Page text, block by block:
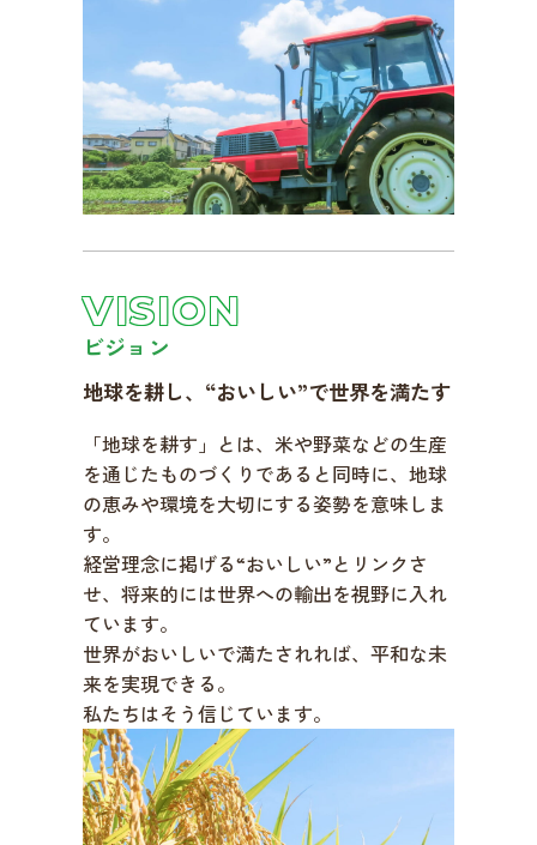
VISION
ビジョン
地球を耕し、“おいしい”で世界を満たす
「地球を耕す」とは、米や野菜などの生産
を通じたものづくりであると同時に、地球
の恵みや環境を大切にする姿勢を意味しま
す。
経営理念に掲げる“おいしい”とリンクさ
せ、将来的には世界への輸出を視野に入れ
ています。
世界がおいしいで満たされれば、平和な未
来を実現できる。
私たちはそう信じています。